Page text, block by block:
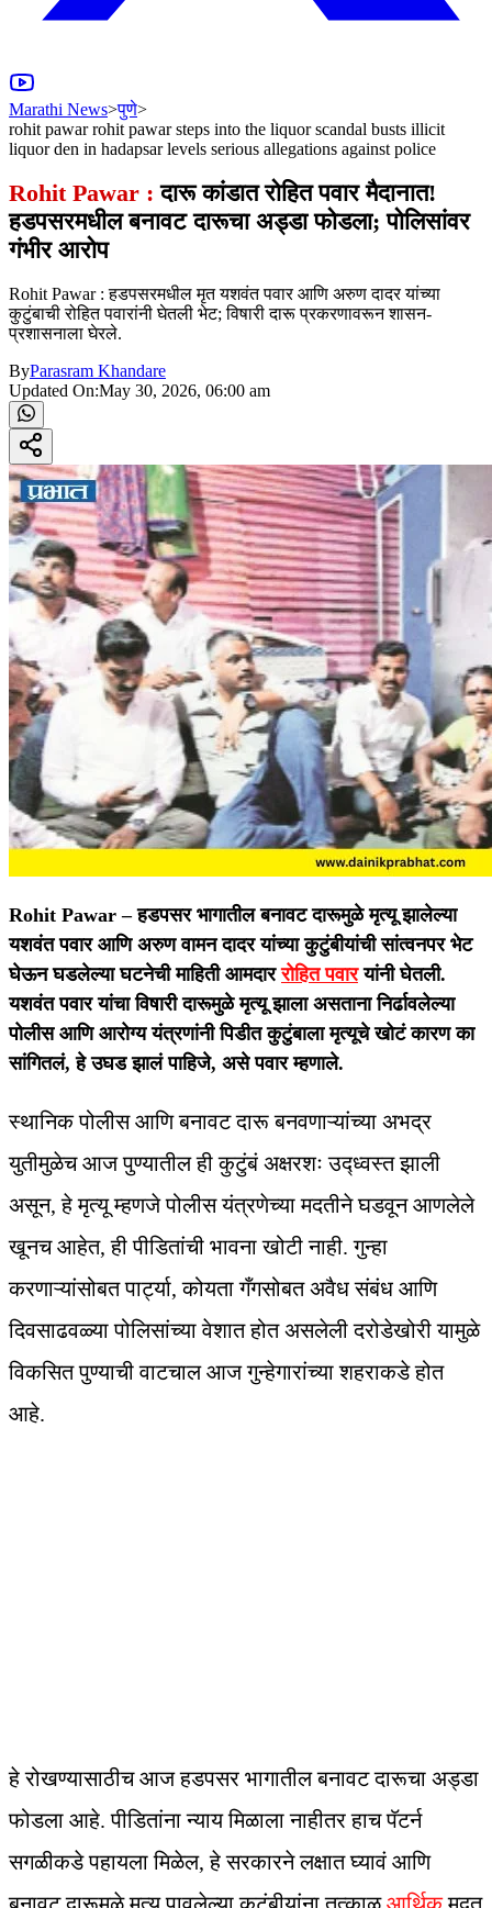
Marathi News>पुणे>
rohit pawar rohit pawar steps into the liquor scandal busts illicit
liquor den in hadapsar levels serious allegations against police
Rohit Pawar : दारू कांडात रोहित पवार मैदानात!
हडपसरमधील बनावट दारूचा अड्डा फोडला; पोलिसांवर
गंभीर आरोप
Rohit Pawar : हडपसरमधील मृत यशवंत पवार आणि अरुण दादर यांच्या
कुटुंबाची रोहित पवारांनी घेतली भेट; विषारी दारू प्रकरणावरून शासन-
प्रशासनाला घेरले.
ByParasram Khandare
Updated On:May 30, 2026, 06:00 am
Rohit Pawar –हडपसर भागातील बनावट दारूमुळे मृत्यू झालेल्या
यशवंत पवार आणि अरुण वामन दादर यांच्या कुटुंबीयांची सांत्वनपर भेट
घेऊन घडलेल्या घटनेची माहिती आमदाररोहित पवारयांनी घेतली.
यशवंत पवार यांचा विषारी दारूमुळे मृत्यू झाला असताना निर्ढावलेल्या
पोलीस आणि आरोग्य यंत्रणांनी पिडीत कुटुंबाला मृत्यूचे खोटं कारण का
सांगितलं, हे उघड झालं पाहिजे, असे पवार म्हणाले.
स्थानिक पोलीस आणि बनावट दारू बनवणाऱ्यांच्या अभद्र
युतीमुळेच आज पुण्यातील ही कुटुंबं अक्षरशः उद्ध्वस्त झाली
असून, हे मृत्यू म्हणजे पोलीस यंत्रणेच्या मदतीने घडवून आणलेले
खूनच आहेत, ही पीडितांची भावना खोटी नाही. गुन्हा
करणाऱ्यांसोबत पार्ट्या, कोयता गँगसोबत अवैध संबंध आणि
दिवसाढवळ्या पोलिसांच्या वेशात होत असलेली दरोडेखोरी यामुळे
विकसित पुण्याची वाटचाल आज गुन्हेगारांच्या शहराकडे होत
आहे.
हे रोखण्यासाठीच आज हडपसर भागातील बनावट दारूचा अड्डा
फोडला आहे. पीडितांना न्याय मिळाला नाहीतर हाच पॅटर्न
सगळीकडे पहायला मिळेल, हे सरकारने लक्षात घ्यावं आणि